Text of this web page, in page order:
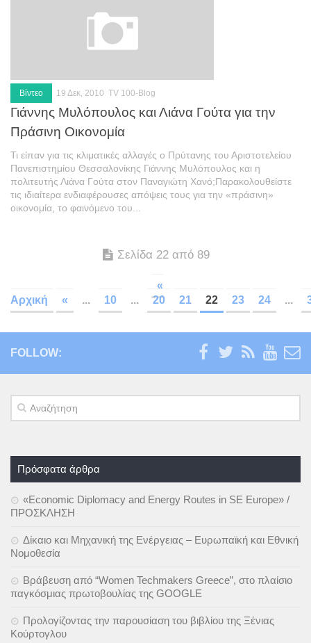
Βίντεο 19 Δεκ, 2010 TV 100-Blog
Γιάννης Μυλόπουλος και Λιάνα Γούτα για την
Πράσινη Οικονομία
Τι είπαν για τις κλιματικές αλλαγές ο Πρύτανης του Αριστοτελείου
Πανεπιστημίου Θεσσαλονίκης Γιάννης Μυλόπουλος και η
πολιτευτής Λιάνα Γούτα στον Παναγιώτη Χανό;Παρακολουθείστε
τις ιδιαίτερα ενδιαφέρουσες απόψεις τους για την «πράσινη»
οικονομία, το φαινόμενο του...
Σελίδα 22 από 89
«
Αρχική
« ... 10 ... 20 21 22 23 24 ...
FOLLOW:
Πρόσφατα άρθρα
«Economic Diplomacy and Energy Routes in SE Europe» /
ΠΡΟΣΚΛΗΣΗ
Δίκαιο και Μηχανική της Ενέργειας – Ευρωπαϊκή και Εθνική
Νομοθεσία
Βράβευση από “Women Techmakers Greece”, στο πλαίσιο
παγκόσμιας πρωτοβουλίας της GOOGLE
Προλογίζοντας την παρουσίαση του βιβλίου της Ξένιας
Κούρτογλου